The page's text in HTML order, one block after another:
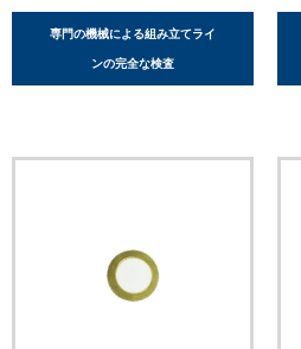
専門の機械による組み立てライ
ンの完全な検査